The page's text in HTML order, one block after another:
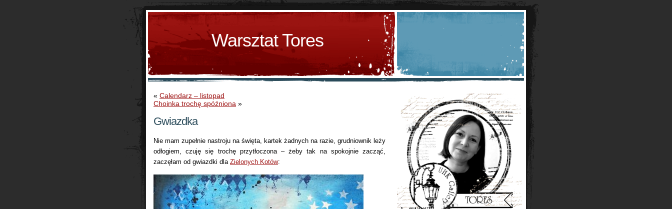
Warsztat Tores
« Calendarz – listopad
Choinka trochę spóźniona »
Gwiazdka
Nie mam zupełnie nastroju na święta, kartek żadnych na razie, grudniownik leży
odłogiem, czuję się trochę przytłoczona – żeby tak na spokojnie zacząć,
zaczęłam od gwiazdki dla Zielonych Kotów: